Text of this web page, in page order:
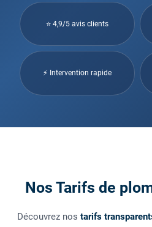
⭐ 4,9/5 avis clients
⚡ Intervention rapide
Nos Tarifs de
Découvrez nos tarifs